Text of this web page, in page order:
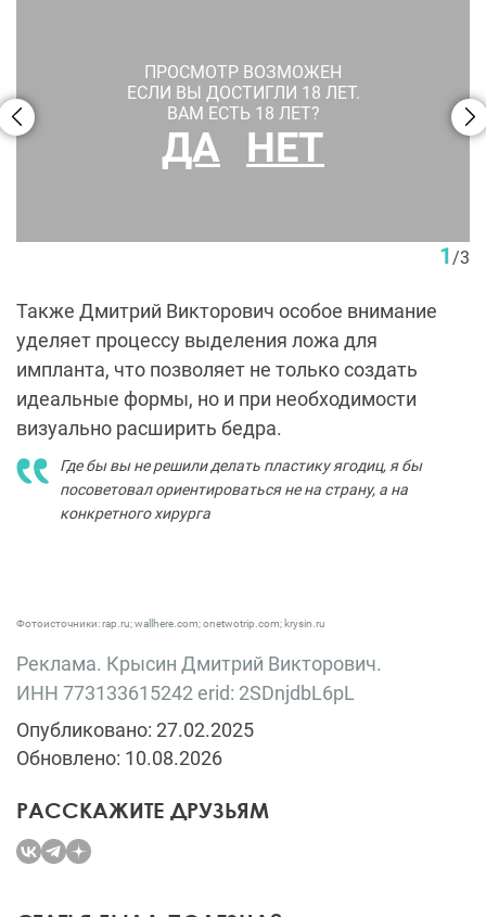
ПРОСМОТР ВОЗМОЖЕН
ЕСЛИ ВЫ ДОСТИГЛИ 18 ЛЕТ.
ВАМ ЕСТЬ 18 ЛЕТ?
ДА НЕТ
1/3
Также Дмитрий Викторович особое внимание
уделяет процессу выделения ложа для
импланта, что позволяет не только создать
идеальные формы, но и при необходимости
визуально расширить бедра.
Где бы вы не решили делать пластику ягодиц, я бы
посоветовал ориентироваться не на страну, а на
конкретного хирурга
Фотоисточники: rap.ru; wallhere.com; onetwotrip.com; krysin.ru
Реклама. Крысин Дмитрий Викторович.
ИНН 773133615242 erid: 2SDnjdbL6pL
Опубликовано: 27.02.2025
Обновлено: 10.08.2026
РАССКАЖИТЕ ДРУЗЬЯМ